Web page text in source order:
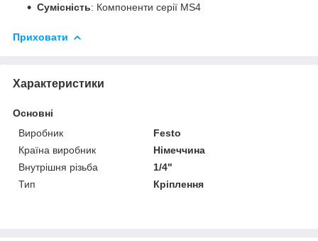
Сумісність: Компоненти серії MS4
Приховати
Характеристики
Основні
Виробник
Festo
Країна виробник
Німеччина
Внутрішня різьба
1/4"
Тип
Кріплення